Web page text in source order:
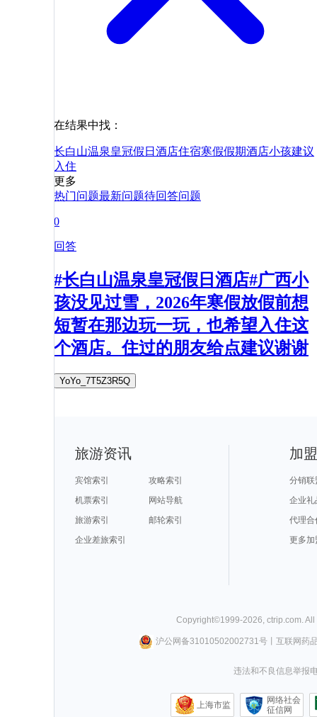
在结果中找：
长白山温泉皇冠假日酒店住宿寒假假期酒店小孩建议
入住
更多
热门问题最新问题待回答问题
0
回答
#长白山温泉皇冠假日酒店#广西小
孩没见过雪，2026年寒假放假前想
短暂在那边玩一玩，也希望入住这
个酒店。住过的朋友给点建议谢谢
YoYo_7T5Z3R5Q
旅游资讯
宾馆索引
攻略索引
机票索引
网站导航
旅游索引
邮轮索引
企业差旅索引
加
分销联
企业礼
代理合
更多加
Copyright©1999-2026 ctrip.com .
沪公网备31010502002731号丨 互联网药
违法和不良信息举报
上海市监
网络社会
征信网